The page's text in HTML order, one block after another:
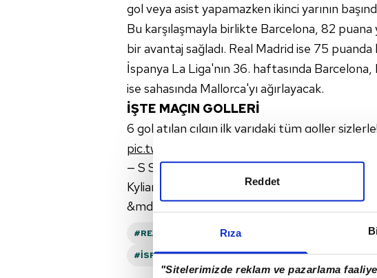
Rıza
"Sitelerimizde reklam ve pazarlama
Reddet
gol veya asist yapamazken ikinci yarının
Bu karşılaşmayla birlikte Barcelona, 82
bir avantaj sağladı. Real Madrid ise 75 puanda
İspanya La Liga'nın 36. haftasında
ise sahasında Mallorca'yı ağırlayacak.
İŞTE MAÇIN GOLLERİ
6 gol atılan çılgın ilk yarıdaki tüm goller sizlerle!
pic.twitter.com/UDnxyZyXVL
— S Sport (@ssporttr)May 11, 2025
Kylian Mbappe&#39;den Hat-trick! 🔥
&mdash; S Sport (@ssporttr)May 11, 2025
#REAL MADRID #EL CLASICO
#İSPANYA
#BARCELONA